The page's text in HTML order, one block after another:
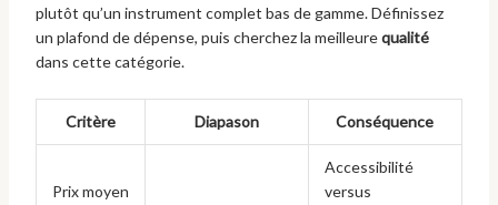
plutôt qu’un instrument complet bas de gamme. Définissez
un plafond de dépense, puis cherchez la meilleurequalité
dans cette catégorie.
Critère Diapason Conséquence
Prix moyen
Accessibilité
versus